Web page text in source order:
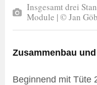
Insgesamt drei
Module | © Jan
Zusammenbau
Beginnend mit Tüte